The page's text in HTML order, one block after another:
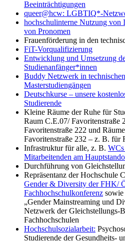
Beeinträchtigungen
queer@hcw: LGBTIQ*-
hochschulinterne Nutzung von
von Pronomen
Frauenförderung in den
FiT-Vorqualifizierung
Entwicklung und Umsetzung
Studienanfänger*innen
Buddy Netzwerk in
Masterstudiengängen
Deutschkurse – unsere
Studierende
Kleine Räume der Ruhe für
Raum C.E.07/ Favoritenstraße
Favoritenstraße 222 und
Favoritenstraße 232 – z. B. für
Infrastruktur für alle, z. B.
Mitarbeitenden am
Durchführung von
Repräsentanz der Hochschule
Gender & Diversity der FHK/
Fachhochschulkonferenz
„Gender Mainstreaming und
Netzwerk der Gleichstellungs-
Fachhochschulen
Hochschulsozialarbeit:
Studierende der Gesundheits-